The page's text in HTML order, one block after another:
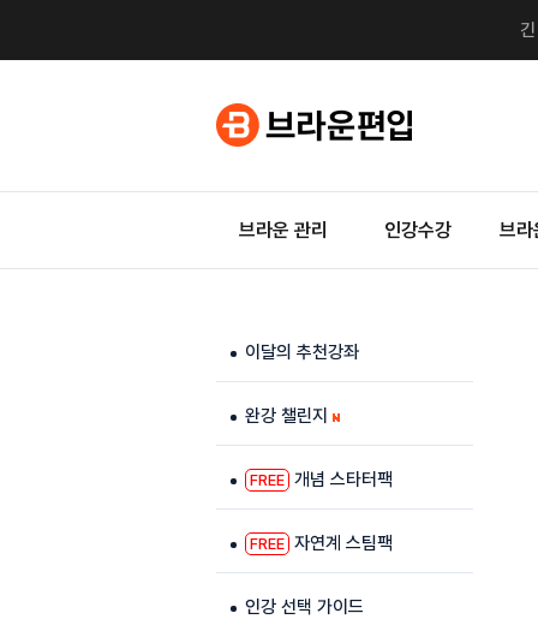
브라운 관리 인강수강 브라
이달의 추천강좌
완강 챌린지
FREE 개념 스타터팩
FREE 자연계 스팀팩
인강 선택 가이드